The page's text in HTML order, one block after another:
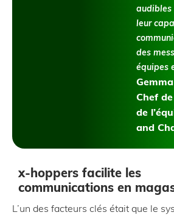
audibles
leur
des
équipes
Chef
de
and
x-hoppers facilite les
communications en
L’un des facteurs clés était que le